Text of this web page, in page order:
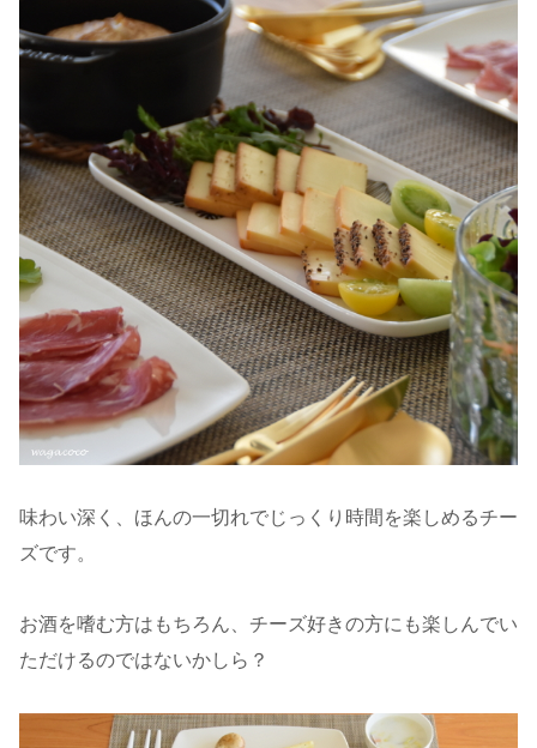
味わい深く、ほんの一切れでじっくり時間を楽しめるチー
ズです。
お酒を嗜む方はもちろん、チーズ好きの方にも楽しんでい
ただけるのではないかしら？